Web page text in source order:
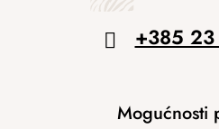
+385
Mogućnosti